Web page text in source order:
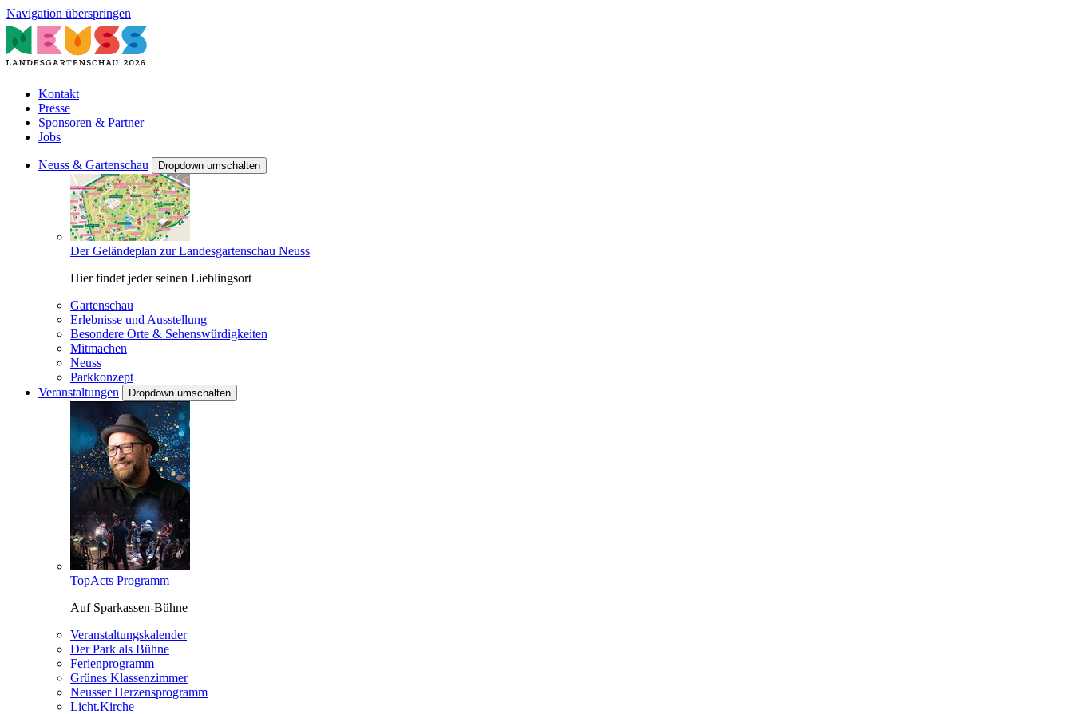
Navigation überspringen
Kontakt
Presse
Sponsoren & Partner
Jobs
Neuss & Gartenschau Dropdown umschalten
Der Geländeplan zur Landesgartenschau Neuss
Hier findet jeder seinen Lieblingsort
Gartenschau
Erlebnisse und Ausstellung
Besondere Orte & Sehenswürdigkeiten
Mitmachen
Neuss
Parkkonzept
Veranstaltungen
Dropdown umschalten
TopActs Programm
Auf Sparkassen-Bühne
Veranstaltungskalender
Der Park als Bühne
Ferienprogramm
Grünes Klassenzimmer
Neusser Herzensprogramm
Licht.Kirche